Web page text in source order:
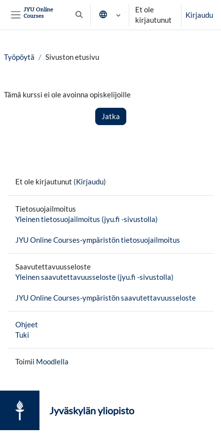
JYU Online
Courses
Vaihda hakusyöttöä
Et ole
kirjautunut
Kirjaudu
Työpöytä Sivuston etusivu
Tämä kurssi ei ole avoinna opiskelijoille
Jatka
Et ole kirjautunut (Kirjaudu)
Tietosuojailmoitus
Yleinen tietosuojailmoitus (jyu.fi -sivustolla)
JYU Online Courses-ympäristön tietosuojailmoitus
Saavutettavuusseloste
Yleinen saavutettavuusseloste (jyu.fi -sivustolla)
JYU Online Courses-ympäristön saavutettavuusseloste
Ohjeet
Tuki
Toimii Moodlella
Jyväskylän yliopisto